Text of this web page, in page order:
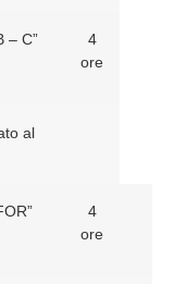
– C”
4
ore
al
4
ore